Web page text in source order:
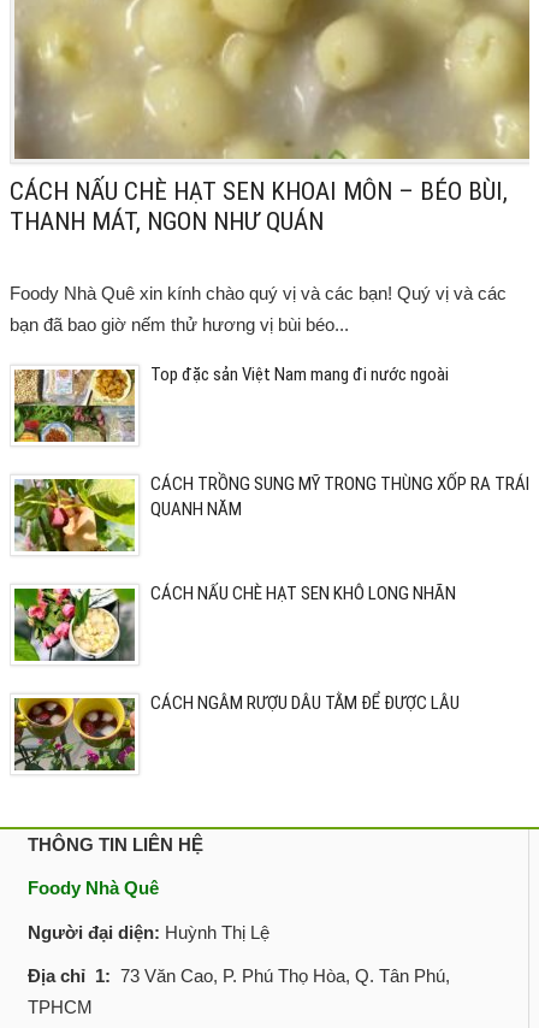
CÁCH NẤU CHÈ HẠT SEN KHOAI MÔN – BÉO BÙI,
THANH MÁT, NGON NHƯ QUÁN
Foody Nhà Quê xin kính chào quý vị và các bạn! Quý vị và các
bạn đã bao giờ nếm thử hương vị bùi béo...
Top đặc sản Việt Nam mang đi nước ngoài
CÁCH TRỒNG SUNG MỸ TRONG THÙNG XỐP RA TRÁI
QUANH NĂM
CÁCH NẤU CHÈ HẠT SEN KHÔ LONG NHÃN
CÁCH NGÂM RƯỢU DÂU TẰM ĐỂ ĐƯỢC LÂU
THÔNG TIN LIÊN HỆ
Foody Nhà Quê
Người đại diện: Huỳnh Thị Lệ
Địa chỉ 1: 73 Văn Cao, P. Phú Thọ Hòa, Q. Tân Phú,
TPHCM